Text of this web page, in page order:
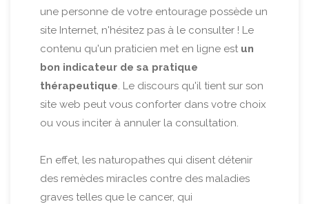
une personne de votre entourage possède un
site Internet, n'hésitez pas à le consulter ! Le
contenu qu'un praticien met en ligne est un
bon indicateur de sa pratique
thérapeutique. Le discours qu'il tient sur son
site web peut vous conforter dans votre choix
ou vous inciter à annuler la consultation.
En effet, les naturopathes qui disent détenir
des remèdes miracles contre des maladies
graves telles que le cancer, qui